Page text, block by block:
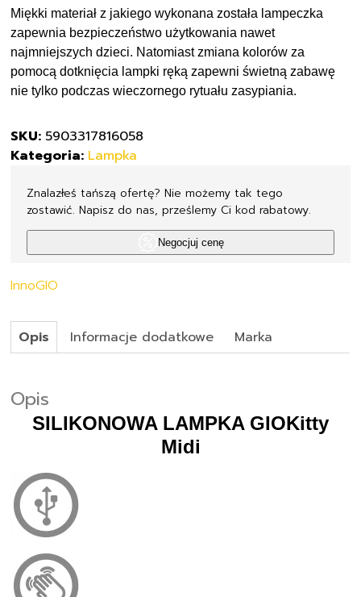
Miękki materiał z jakiego wykonana została lampeczka
zapewnia bezpieczeństwo użytkowania nawet
najmniejszych dzieci. Natomiast zmiana kolorów za
pomocą dotknięcia lampki ręką zapewni świetną zabawę
nie tylko podczas wieczornego rytuału zasypiania.
SKU: 5903317816058
Kategoria: Lampka
Znalazłeś tańszą ofertę? Nie możemy tak tego
zostawić. Napisz do nas, prześlemy Ci kod rabatowy.
Negocjuj cenę
InnoGIO
Opis Informacje dodatkowe Marka
Opis
SILIKONOWA LAMPKA GIOKitty
Midi